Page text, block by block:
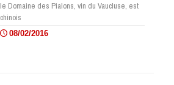
le Domaine des Pialons, vin du Vaucluse, est
chinois
08/02/2016